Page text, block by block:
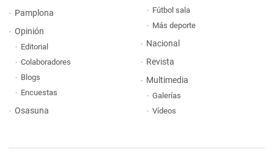
Pamplona
Opinión
Editorial
Colaboradores
Blogs
Encuestas
Osasuna
Fútbol sala
Más deporte
Nacional
Revista
Multimedia
Galerías
Vídeos